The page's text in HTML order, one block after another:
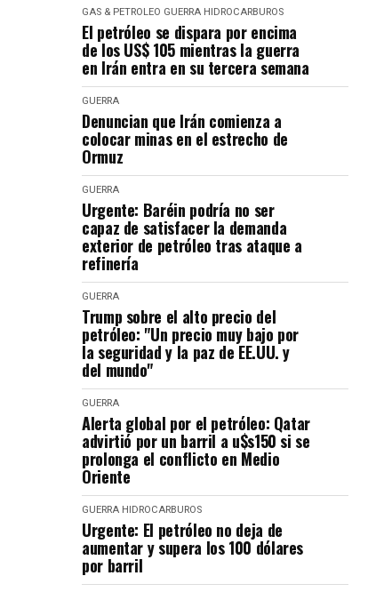
GAS & PETROLEO GUERRA HIDROCARBUROS
El petróleo se dispara por encima
de los US$ 105 mientras la guerra
en Irán entra en su tercera semana
GUERRA
Denuncian que Irán comienza a
colocar minas en el estrecho de
Ormuz
GUERRA
Urgente: Baréin podría no ser
capaz de satisfacer la demanda
exterior de petróleo tras ataque a
refinería
GUERRA
Trump sobre el alto precio del
petróleo: "Un precio muy bajo por
la seguridad y la paz de EE.UU. y
del mundo"
GUERRA
Alerta global por el petróleo: Qatar
advirtió por un barril a u$s150 si se
prolonga el conflicto en Medio
Oriente
GUERRA HIDROCARBUROS
Urgente: El petróleo no deja de
aumentar y supera los 100 dólares
por barril